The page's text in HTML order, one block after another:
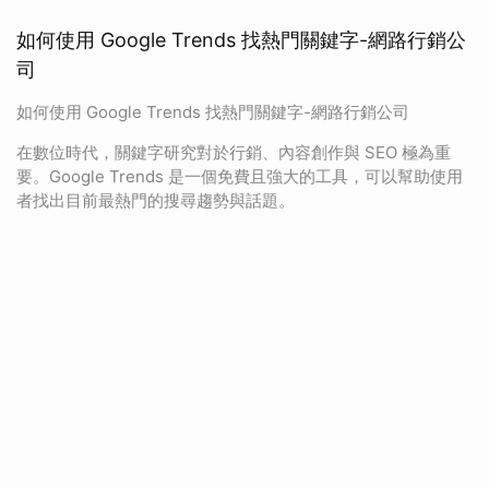
如何使用 Google Trends 找熱門關鍵字-網路行銷公
司
如何使用 Google Trends 找熱門關鍵字-網路行銷公司
在數位時代，關鍵字研究對於行銷、內容創作與 SEO 極為重
要。Google Trends 是一個免費且強大的工具，可以幫助使用
者找出目前最熱門的搜尋趨勢與話題。